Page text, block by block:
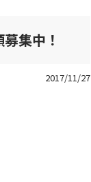
集中！
2017/11/27